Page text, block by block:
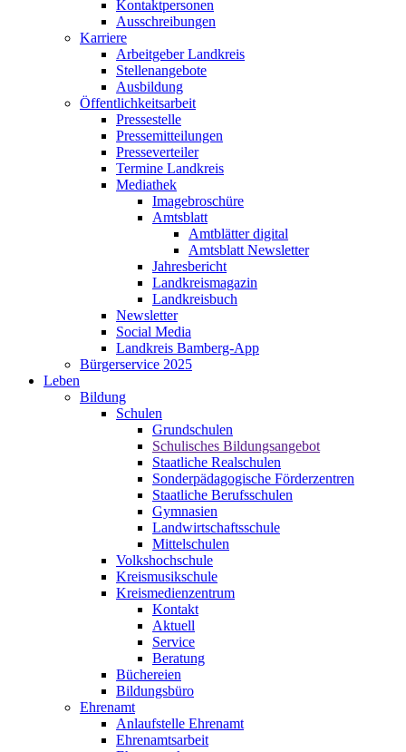
Kontaktpersonen
Ausschreibungen
Karriere
Arbeitgeber Landkreis
Stellenangebote
Ausbildung
Öffentlichkeitsarbeit
Pressestelle
Pressemitteilungen
Presseverteiler
Termine Landkreis
Mediathek
Imagebroschüre
Amtsblatt
Amtblätter digital
Amtsblatt Newsletter
Jahresbericht
Landkreismagazin
Landkreisbuch
Newsletter
Social Media
Landkreis Bamberg-App
Bürgerservice 2025
Leben
Bildung
Schulen
Grundschulen
Schulisches Bildungsangebot
Staatliche Realschulen
Sonderpädagogische Förderzentren
Staatliche Berufsschulen
Gymnasien
Landwirtschaftsschule
Mittelschulen
Volkshochschule
Kreismusikschule
Kreismedienzentrum
Kontakt
Aktuell
Service
Beratung
Büchereien
Bildungsbüro
Ehrenamt
Anlaufstelle Ehrenamt
Ehrenamtsarbeit